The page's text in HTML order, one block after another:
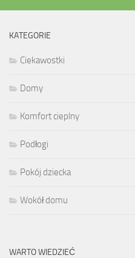
KATEGORIE
Ciekawostki
Domy
Komfort cieplny
Podłogi
Pokój dziecka
Wokół domu
WARTO WIEDZIEĆ